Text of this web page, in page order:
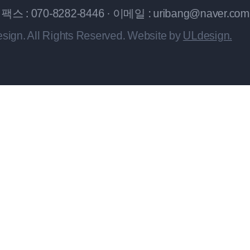
스 : 070-8282-8446 · 이메일 : uribang@naver.com
All Rights Reserved. Website by ULdesign.